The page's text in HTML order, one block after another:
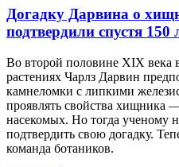
Догадку Дарвина о
подтвердили спустя 150
Во второй половине XIX века
растениях Чарлз Дарвин
камнеломки с липкими
проявлять свойства хищника
насекомых. Но тогда ученому
подтвердить свою догадку.
команда ботаников.